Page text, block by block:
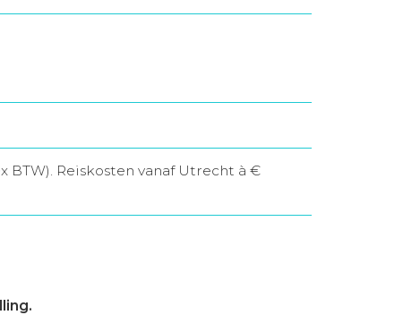
Reiskosten vanaf Utrecht à €